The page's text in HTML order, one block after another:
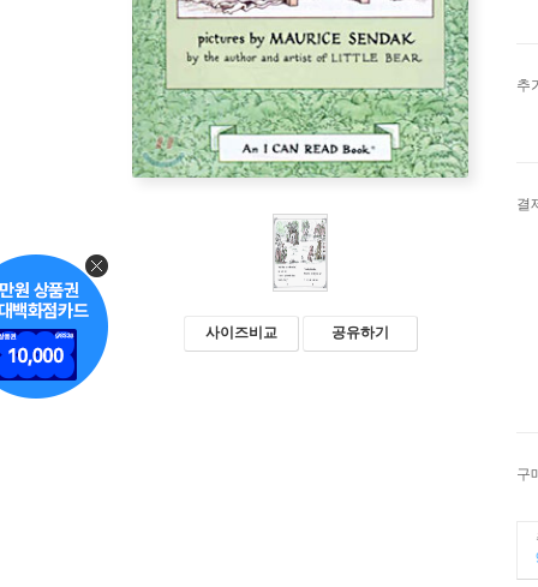
사이즈비교 공유하기
추
결
구